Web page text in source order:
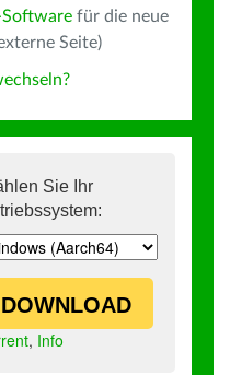
für die neue
Seite)
Sie Ihr
DOWNLOAD
, Info